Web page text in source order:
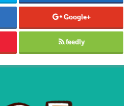
Google+
feedly